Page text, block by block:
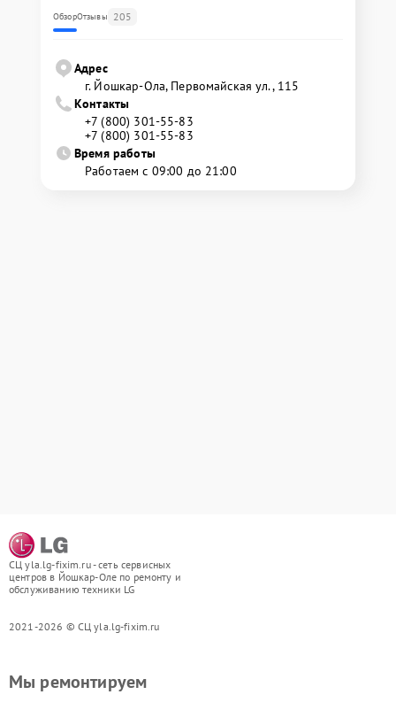
ОбзорОтзывы 205
Адрес
г. Йошкар-Ола, Первомайская ул., 115
Контакты
+7 (800) 301-55-83
+7 (800) 301-55-83
Время работы
Работаем с 09:00 до 21:00
СЦ yla.lg-fixim.ru - сеть сервисных
центров в Йошкар-Оле по ремонту и
обслуживанию техники LG
2021-2026 © СЦ yla.lg-fixim.ru
Мы ремонтируем